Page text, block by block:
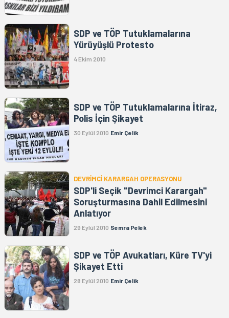
SDP ve TÖP Tutuklamalarına
Yürüyüşlü Protesto
4 Ekim 2010
SDP ve TÖP Tutuklamalarına İtiraz,
Polis İçin Şikayet
30 Eylül 2010 Emir Çelik
DEVRİMCİ KARARGAH OPERASYONU
SDP'li Seçik "Devrimci Karargah"
Soruşturmasına Dahil Edilmesini
Anlatıyor
29 Eylül 2010 Semra Pelek
SDP ve TÖP Avukatları, Küre TV'yi
Şikayet Etti
28 Eylül 2010 Emir Çelik